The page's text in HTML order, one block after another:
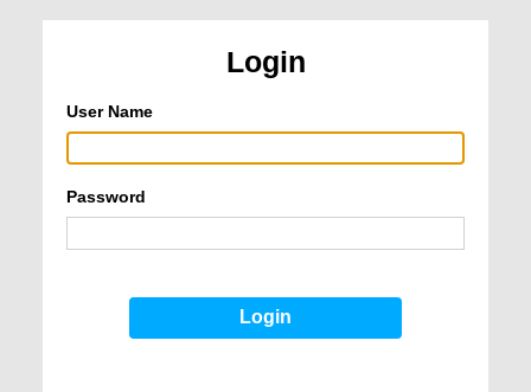
Login
User Name
Password
Login